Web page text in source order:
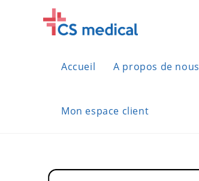
Accueil A propos de nous
Mon espace client